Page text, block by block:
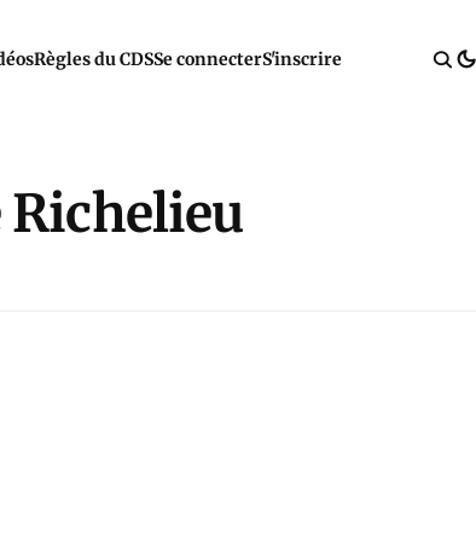
Règles du CDSSe connecterS'inscrire
Richelieu